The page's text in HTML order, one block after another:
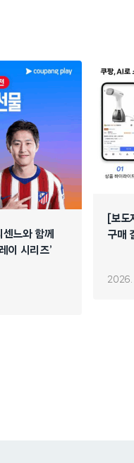
느와 함께
이 시리즈’
[보
구매
2026.